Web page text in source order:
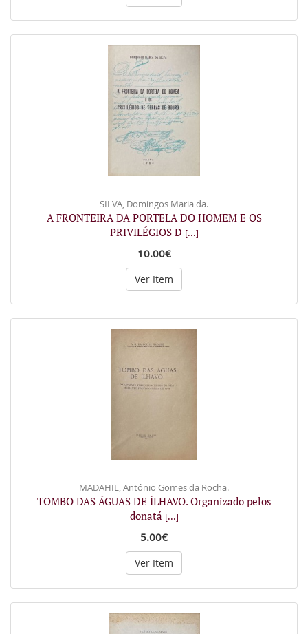
SILVA, Domingos Maria da.
A FRONTEIRA DA PORTELA DO HOMEM E OS
PRIVILÉGIOS D [...]
10.00€
Ver Item
MADAHIL, António Gomes da Rocha.
TOMBO DAS ÁGUAS DE ÍLHAVO. Organizado pelos
donatá [...]
5.00€
Ver Item